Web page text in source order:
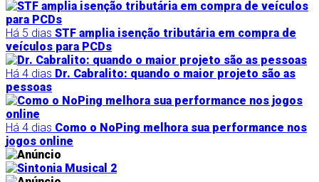
Há 5 dias STF amplia isenção tributária em compra de
veículos para PCDs
Há 4 dias Dr. Cabralito: quando o maior projeto são as
pessoas
Há 4 dias Como o NoPing melhora sua performance nos
jogos online